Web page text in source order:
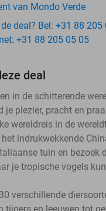
van Mondo Verde
deal? Bel: +31 88
+31 88 205 05 05
deal
in de schitterende
je plezier, pracht en
wereldreis in de
indrukwekkende
tuin en bezoek
je tropische vogels
verschillende